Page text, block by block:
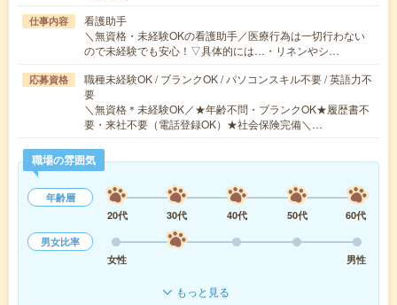
仕事内容
看護助手
＼無資格・未経験OKの看護助手／医療行為は一切行わない
ので未経験でも安心！▽具体的には…・リネンやシ…
応募資格
職種未経験OK / ブランクOK / パソコンスキル不要 / 英語力不
要
＼無資格＊未経験OK／★年齢不問・ブランクOK★履歴書不
要・来社不要（電話登録OK）★社会保険完備＼…
職場の雰囲気
年齢層
20代
30代 40代 50代
60代
男女比率
女性
男性
もっと見る